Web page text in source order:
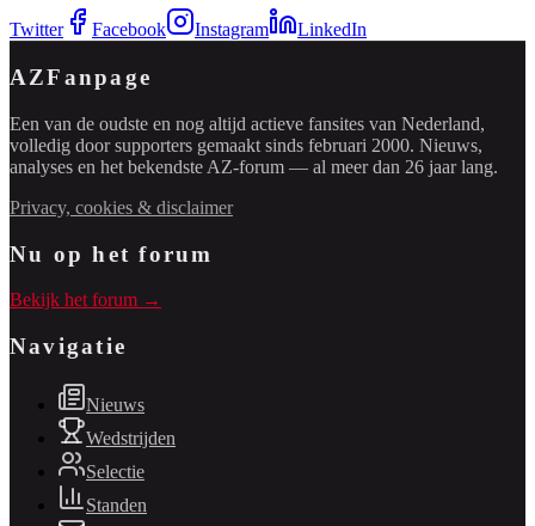
Twitter Facebook Instagram LinkedIn
AZFanpage
Een van de oudste en nog altijd actieve fansites van Nederland,
volledig door supporters gemaakt sinds februari 2000. Nieuws,
analyses en het bekendste AZ-forum — al meer dan 26 jaar lang.
Privacy, cookies & disclaimer
Nu op het forum
Bekijk het forum →
Navigatie
Nieuws
Wedstrijden
Selectie
Standen